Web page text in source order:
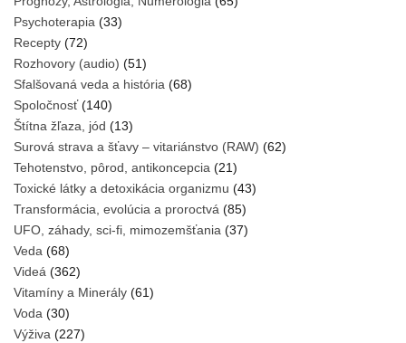
Psychoterapia (33)
Recepty (72)
Rozhovory (audio) (51)
Sfalšovaná veda a história (68)
Spoločnosť(140)
Štítna žľaza, jód (13)
Surová strava a šťavy – vitariánstvo (RAW) (62)
Tehotenstvo, pôrod, antikoncepcia (21)
Toxické látky a detoxikácia organizmu (43)
Transformácia, evolúcia a proroctvá (85)
UFO, záhady, sci-fi, mimozemšťania (37)
Veda (68)
Videá (362)
Vitamíny a Minerály (61)
Voda (30)
Výživa (227)